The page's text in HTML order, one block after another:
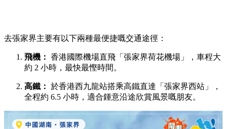
去張家界主要有以下兩種最便捷嘅交通途徑：
飛機： 香港國際機場直飛「張家界荷花機場」，車程大
約 2 小時，最快最慳時間。
高鐵： 於香港西九龍站搭乘高鐵直達「張家界西站」，
全程約 6.5 小時，適合鍾意沿途欣賞風景嘅朋友。